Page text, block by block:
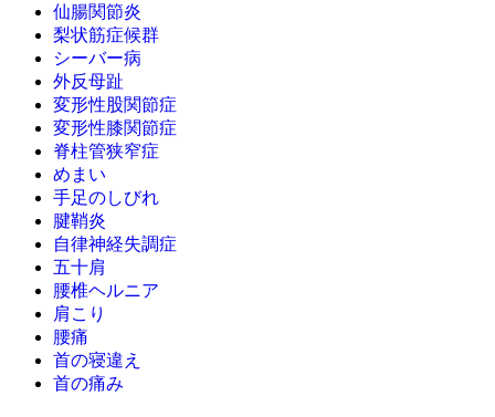
仙腸関節炎
梨状筋症候群
シーバー病
外反母趾
変形性股関節症
変形性膝関節症
脊柱管狭窄症
めまい
手足のしびれ
腱鞘炎
自律神経失調症
五十肩
腰椎ヘルニア
肩こり
腰痛
首の寝違え
首の痛み